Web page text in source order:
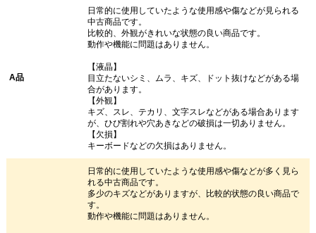
A品
日常的に使用していたような使用感や傷などが見られる
中古商品です。
比較的、外観がきれいな状態の良い商品です。
動作や機能に問題はありません。
【液晶】
目立たないシミ、ムラ、キズ、ドット抜けなどがある場
合があります。
【外観】
キズ、スレ、テカリ、文字スレなどがある場合あります
が、ひび割れや穴あきなどの破損は一切ありません。
【欠損】
キーボードなどの欠損はありません。
日常的に使用していたような使用感や傷などが多く見ら
れる中古商品です。
多少のキズなどがありますが、比較的状態の良い商品で
す。
動作や機能に問題はありません。